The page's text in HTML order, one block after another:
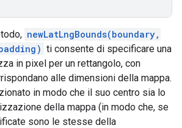
newLatLngBounds(boundary,
ti consente di specificare una
in pixel per un rettangolo, con
alle dimensioni della mappa.
in modo che il suo centro sia lo
della mappa (in modo che, se
sono le stesse della